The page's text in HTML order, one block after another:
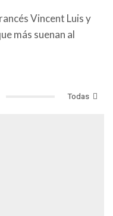
Vincent Luis y
más suenan al
Todas